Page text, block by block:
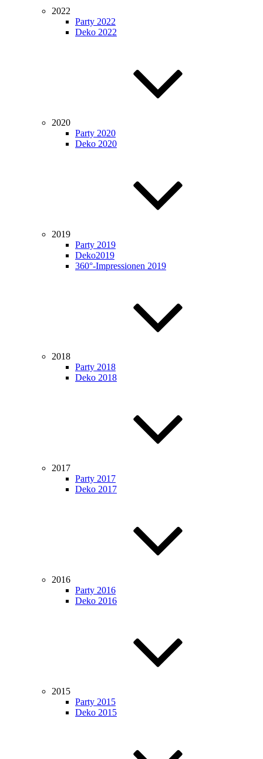
2022
Party 2022
Deko 2022
2020
Party 2020
Deko 2020
2019
Party 2019
Deko2019
360°-Impressionen 2019
2018
Party 2018
Deko 2018
2017
Party 2017
Deko 2017
2016
Party 2016
Deko 2016
2015
Party 2015
Deko 2015